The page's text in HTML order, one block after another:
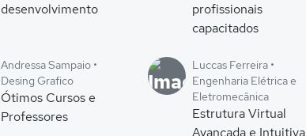
desenvolvimento
profissionais
capacitados
Andressa Sampaio •
Desing Grafico
Ótimos Cursos e
Professores
Luccas Ferreira •
Engenharia Elétrica e
Eletromecânica
Estrutura Virtual
Avançada e Intuitiva